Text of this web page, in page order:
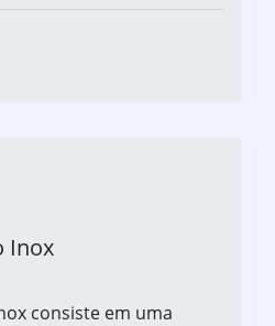
Inox
consiste em uma